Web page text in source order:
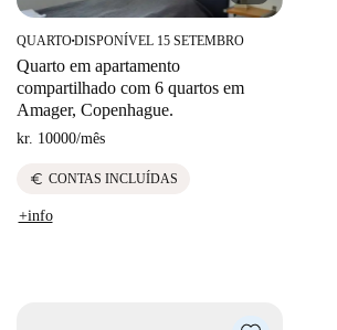
QUARTO■DISPONÍVEL 15 SETEMBRO
Quarto em apartamento
compartilhado com 6 quartos em
Amager, Copenhague.
kr. 10000/mês
euro CONTAS INCLUÍDAS
+info